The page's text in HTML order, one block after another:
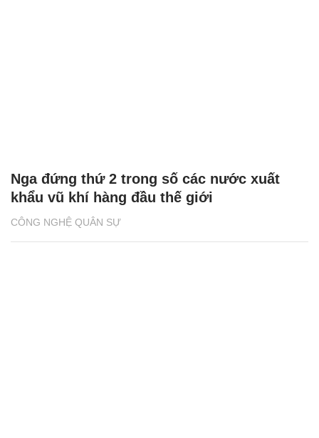
CÔNG NGHỆ QUÂN SỰ
Nga đứng thứ 2 trong số các nước xuất
khẩu vũ khí hàng đầu thế giới